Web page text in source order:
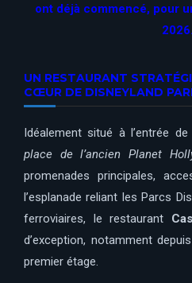
ont déjà commencé, pour
2026.
UN RESTAURANT
CŒUR DE DISNEYLAND
Idéalement situé à l’entrée
place de l’ancien Planet
promenades principales,
l’esplanade reliant les Parcs
ferroviaires, le restaurant
d’exception, notamment
premier étage.